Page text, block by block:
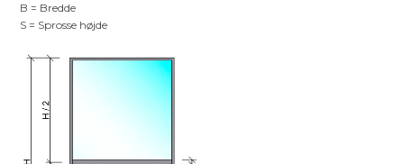
B = Bredde
S = Sprosse højde